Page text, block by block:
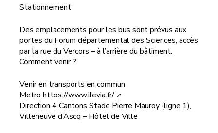
Stationnement
Des emplacements pour les bus sont prévus aux
portes du Forum départemental des Sciences, accès
par la rue du Vercors – à l’arrière du bâtiment.
Comment venir ?
Venir en transports en commun
Metro https://www.ilevia.fr/
Direction 4 Cantons Stade Pierre Mauroy (ligne 1),
Villeneuve d’Ascq – Hôtel de Ville